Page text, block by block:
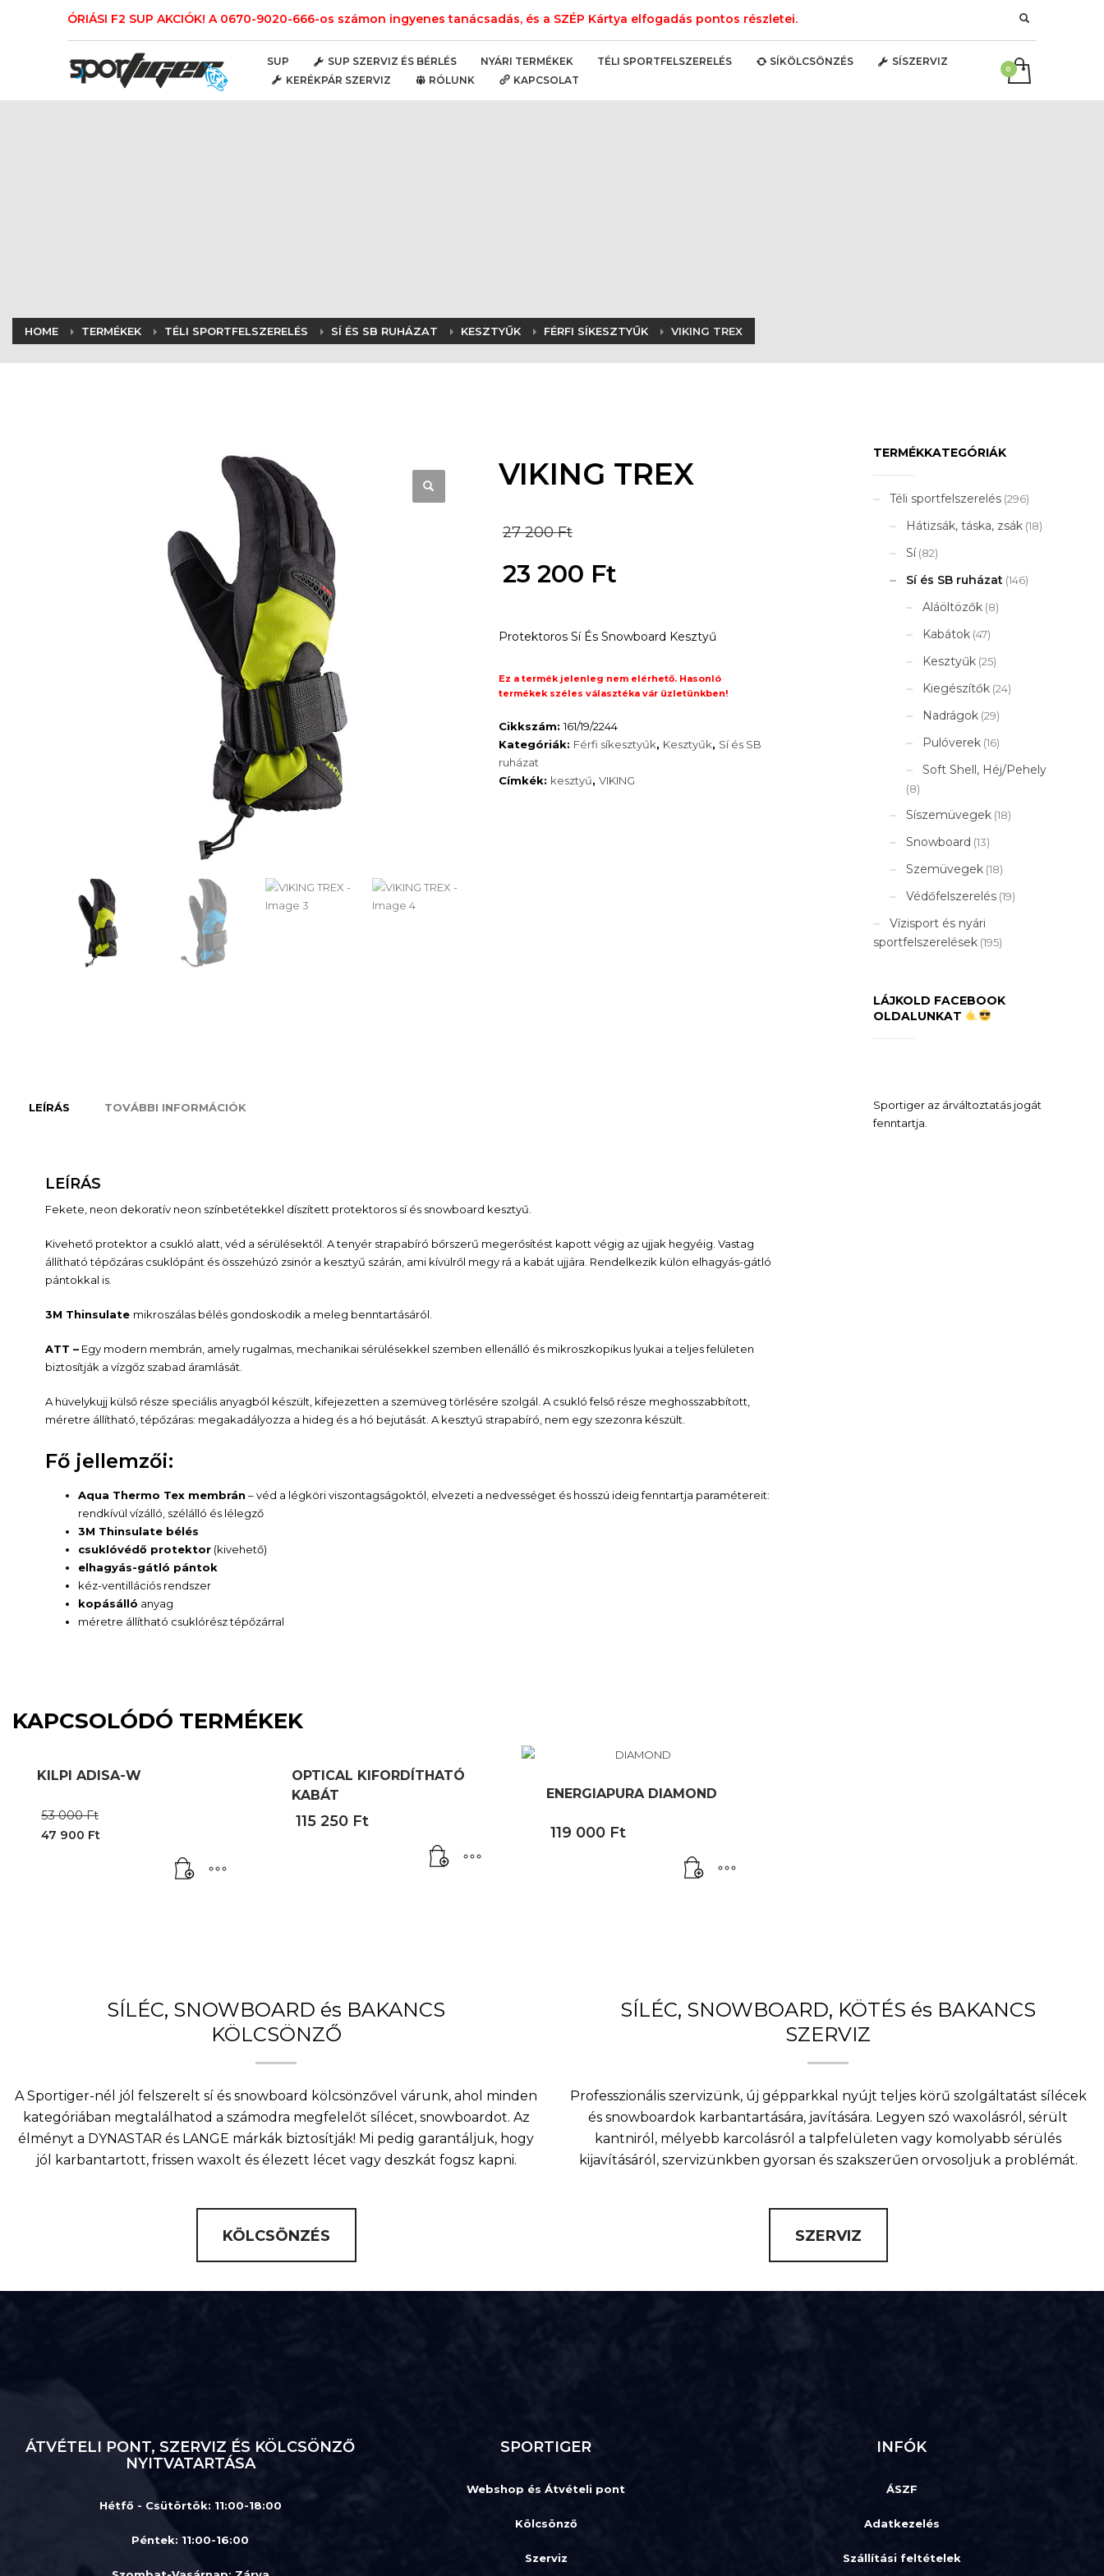
ÓRIÁSI F2 SUP AKCIÓK! A 0670-9020-666-os számon ingyenes tanácsadás, és a SZÉP Kártya elfogadás pontos részletei.
SUP SUP SZERVIZ ÉS BÉRLÉS NYÁRI TERMÉKEK TÉLI SPORTFELSZERELÉS SÍKÖLCSÖNZÉS
SÍSZERVIZ
KERÉKPÁR SZERVIZ
RÓLUNK KAPCSOLAT
HOME TERMÉKEK TÉLI SPORTFELSZERELÉS SÍ ÉS SB RUHÁZAT KESZTYŰK FÉRFI SÍKESZTYŰK VIKING TREX
VIKING TREX
27 200Ft
price
27
23 200 Ft
price
is:
200 Ft.
Protektoros Sí És Snowboard Kesztyű
Ez a termék jelenleg nem elérhető. Hasonló
termékek széles választéka vár üzletünkben!
Cikkszám:161/19/2244
Kategóriák: Férfi síkesztyűk, Kesztyűk, Sí és SB
ruházat
Címkék: kesztyű, VIKING
LEÍRÁS TOVÁBBI INFORMÁCIÓK
LEÍRÁS
Fekete, neon dekoratív neon színbetétekkel díszített protektoros sí és snowboard kesztyű.
Kivehető protektor a csukló alatt, véd a sérülésektől. A tenyér strapabíró bőrszerű megerősítést kapott végig az ujjak hegyéig. Vastag
állítható tépőzáras csuklópánt és összehúzó zsinór a kesztyű szárán, ami kívülről megy rá a kabát ujjára. Rendelkezik külön elhagyás-gátló
pántokkal is.
3M Thinsulate mikroszálas bélés gondoskodik a meleg benntartásáról.
ATT – Egy modern membrán, amely rugalmas, mechanikai sérülésekkel szemben ellenálló és mikroszkopikus lyukai a teljes felületen
biztosítják a vízgőz szabad áramlását.
A hüvelykujj külső része speciális anyagból készült, kifejezetten a szemüveg törlésére szolgál. A csukló felső része meghosszabbított,
méretre állítható, tépőzáras: megakadályozza a hideg és a hó bejutását. A kesztyű strapabíró, nem egy szezonra készült.
Fő jellemzői:
Aqua Thermo Tex membrán – véd a légköri viszontagságoktól, elvezeti a nedvességet és hosszú ideig fenntartja paramétereit:
rendkívül vízálló, szélálló és lélegző
3M Thinsulate bélés
csuklóvédő protektor (kivehető)
elhagyás-gátló pántok
kéz-ventillációs rendszer
kopásálló anyag
méretre állítható csuklórész tépőzárral
KAPCSOLÓDÓ TERMÉKEK
KILPI ADISA-W
53 000Ft
47 900 Ft
OPTICAL KIFORDÍTHATÓ
KABÁT
115 250 Ft
ENERGIAPURA DIAMOND
119 000 Ft
TERMÉKKATEGÓRIÁK
Téli sportfelszerelés (296)
Hátizsák, táska, zsák (18)
Sí (82)
Sí és SB ruházat (146)
Aláöltözők (8)
Kabátok (47)
Kesztyűk (25)
Kiegészítők (24)
Nadrágok (29)
Pulóverek (16)
Soft Shell, Héj/Pehely
(8)
Síszemüvegek (18)
Snowboard (13)
Szemüvegek (18)
Védőfelszerelés (19)
Vízisport és nyári
sportfelszerelések (195)
LÁJKOLD FACEBOOK
OLDALUNKAT
Sportiger az árváltoztatás jogát
fenntartja.
SÍLÉC, SNOWBOARD és BAKANCS
KÖLCSÖNZŐ
A Sportiger-nél jól felszerelt sí és snowboard kölcsönzővel várunk, ahol minden
kategóriában megtalálhatod a számodra megfelelőt sílécet, snowboardot. Az
élményt a DYNASTAR és LANGE márkák biztosítják! Mi pedig garantáljuk, hogy
jól karbantartott, frissen waxolt és élezett lécet vagy deszkát fogsz kapni.
KÖLCSÖNZÉS
SÍLÉC, SNOWBOARD, KÖTÉS és BAKANCS
SZERVIZ
Professzionális szervizünk, új gépparkkal nyújt teljes körű szolgáltatást sílécek
és snowboardok karbantartására, javítására. Legyen szó waxolásról, sérült
kantniról, mélyebb karcolásról a talpfelületen vagy komolyabb sérülés
kijavításáról, szervizünkben gyorsan és szakszerűen orvosoljuk a problémát.
SZERVIZ
ÁTVÉTELI PONT, SZERVIZ ÉS KÖLCSÖNZŐ
NYITVATARTÁSA
Hétfő - Csütörtök: 11:00-18:00
Péntek: 11:00-16:00
SPORTIGER
Webshop és Átvételi pont
Kölcsönző
Szerviz
INFÓK
ÁSZF
Adatkezelés
Szállítási feltételek